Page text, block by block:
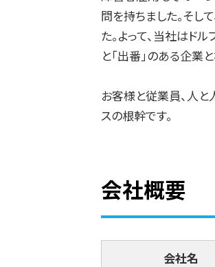
問を持ちました。そし
た。よって、当社はド
と「出番」のある企業
お客様と従業員、人
スの根幹です。
会社概要
会社名